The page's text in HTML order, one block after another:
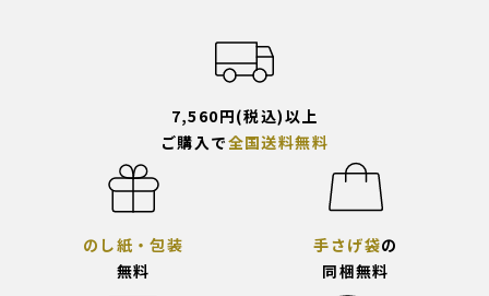
7,560円(税込)以上
ご購入で全国送料無料
のし紙・包装
無料
手さげ袋の
同梱無料